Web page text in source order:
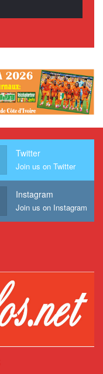
Twitter
Join us on Twitter
Instagram
Join us on Instagram